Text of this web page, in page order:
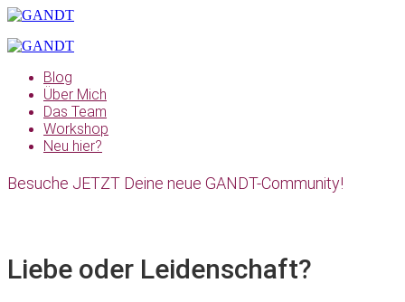
Blog
Über Mich
Das Team
Workshop
Neu hier?
Besuche JETZT Deine neue GANDT-Community!
Liebe oder Leidenschaft?